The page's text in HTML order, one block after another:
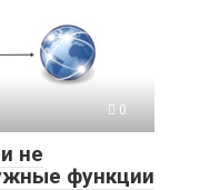
0
не
функции